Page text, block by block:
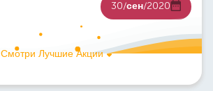
30/сен/2020
Смотри Лучшие Акции